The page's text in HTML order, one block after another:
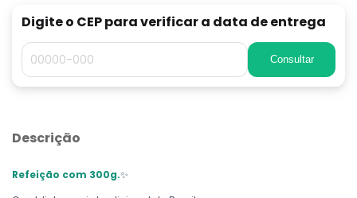
Digite o CEP para verificar a data de entrega
Consultar
Descrição
Refeição com 300g.✨